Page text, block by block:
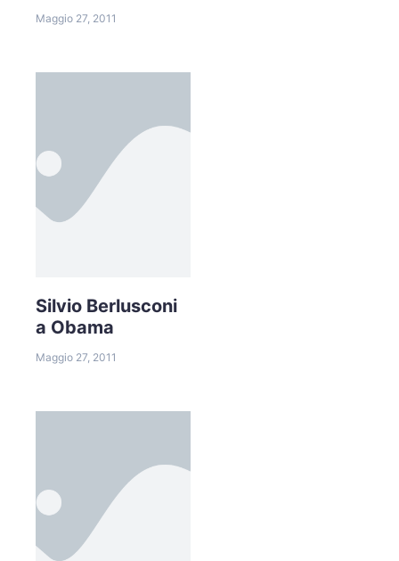
Maggio 27, 2011
Silvio Berlusconi
a Obama
Maggio 27, 2011